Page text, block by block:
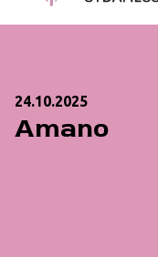
24.10.2025
Amano